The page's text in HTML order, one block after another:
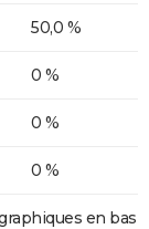
50,0 %
0 %
0 %
0 %
en bas